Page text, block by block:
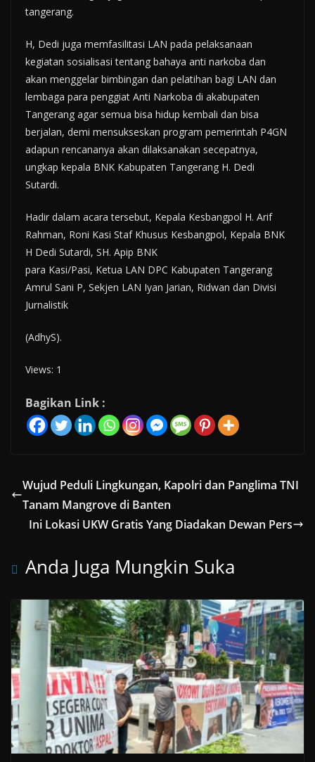
tangerang.
H, Dedi juga memfasilitasi LAN pada pelaksanaan
kegiatan sosialisasi tentang bahaya anti narkoba dan
akan menggelar bimbingan dan pelatihan bagi LAN dan
lembaga para penggiat Anti Narkoba di akabupaten
Tangerang agar semua bisa hidup kembali dan bisa
berjalan, demi mensukseskan program pemerintah P4GN
adapun rencananya akan dilaksanakan secepatnya,
ungkap kepala BNK Kabupaten Tangerang H. Dedi
Sutardi.
Hadir dalam acara tersebut, Kepala Kesbangpol H. Arif
Rahman, Roni Kasi Staf Khusus Kesbangpol, Kepala BNK
H Dedi Sutardi, SH. Apip BNK
para Kasi/Pasi, Ketua LAN DPC Kabupaten Tangerang
Amrul Sani P, Sekjen LAN Iyan Jarian, Ridwan dan Divisi
Jurnalistik
(AdhyS).
Views: 1
Bagikan Link :
Wujud Peduli Lingkungan, Kapolri dan Panglima TNI
Tanam Mangrove di Banten
Ini Lokasi UKW Gratis Yang Diadakan Dewan Pers
Anda Juga Mungkin Suka